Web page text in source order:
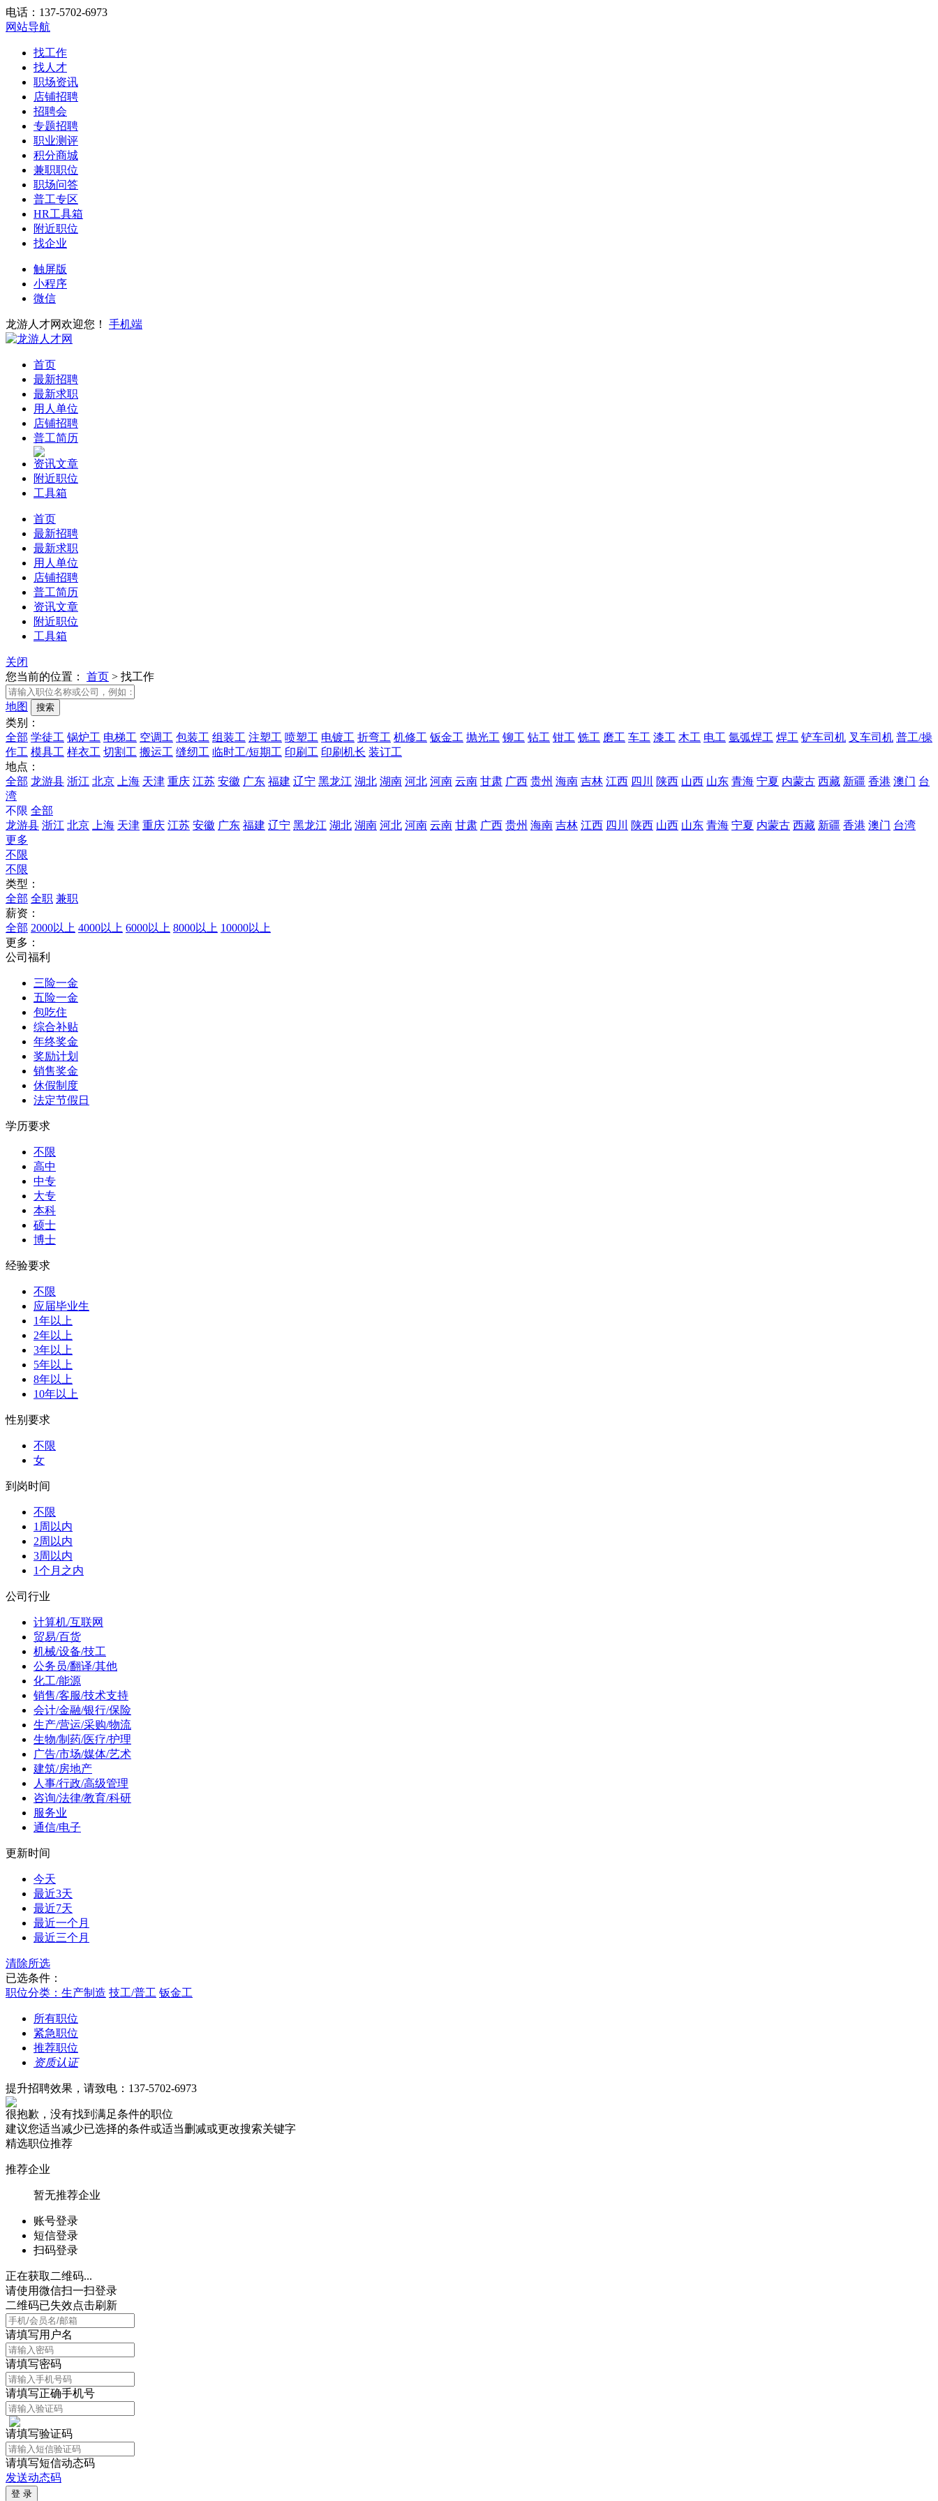
电话：137-5702-6973
网站导航
找工作
找人才
职场资讯
店铺招聘
招聘会
专题招聘
职业测评
积分商城
兼职职位
职场问答
普工专区
HR工具箱
附近职位
找企业
触屏版
小程序
微信
龙游人才网欢迎您！ 手机端
首页
最新招聘
最新求职
用人单位
店铺招聘
普工简历
资讯文章
附近职位
工具箱
首页
最新招聘
最新求职
用人单位
店铺招聘
普工简历
资讯文章
附近职位
工具箱
关闭
您当前的位置： 首页 > 找工作
地图
类别：
全部 学徒工 锅炉工 电梯工 空调工 包装工 组装工 注塑工 喷塑工 电镀工 折弯工 机修工 钣金工 抛光工 铆工 钻工 钳工 铣工 磨工 车工 漆工 木工 电工 氩弧焊工 焊工 铲车司机 叉车司机 普工/操
作工 模具工 样衣工 切割工 搬运工 缝纫工 临时工/短期工 印刷工 印刷机长 装订工
地点：
全部 龙游县 浙江 北京 上海 天津 重庆 江苏 安徽 广东 福建 辽宁 黑龙江 湖北 湖南 河北 河南 云南 甘肃 广西 贵州 海南 吉林 江西 四川 陕西 山西 山东 青海 宁夏 内蒙古 西藏 新疆 香港 澳门 台
湾
不限 全部
龙游县 浙江 北京 上海 天津 重庆 江苏 安徽 广东 福建 辽宁 黑龙江 湖北 湖南 河北 河南 云南 甘肃 广西 贵州 海南 吉林 江西 四川 陕西 山西 山东 青海 宁夏 内蒙古 西藏 新疆 香港 澳门 台湾
更多
不限
不限
类型：
全部 全职 兼职
薪资：
全部 2000以上 4000以上 6000以上 8000以上 10000以上
更多：
公司福利
三险一金
五险一金
包吃住
综合补贴
年终奖金
奖励计划
销售奖金
休假制度
法定节假日
学历要求
不限
高中
中专
大专
本科
硕士
博士
经验要求
不限
应届毕业生
1年以上
2年以上
3年以上
5年以上
8年以上
10年以上
性别要求
不限
女
到岗时间
不限
1周以内
2周以内
3周以内
1个月之内
公司行业
计算机/互联网
贸易/百货
机械/设备/技工
公务员/翻译/其他
化工/能源
销售/客服/技术支持
会计/金融/银行/保险
生产/营运/采购/物流
生物/制药/医疗/护理
广告/市场/媒体/艺术
建筑/房地产
人事/行政/高级管理
咨询/法律/教育/科研
服务业
通信/电子
更新时间
今天
最近3天
最近7天
最近一个月
最近三个月
清除所选
已选条件：
职位分类：生产制造 技工/普工 钣金工
所有职位
紧急职位
推荐职位
资质认证
提升招聘效果，请致电：137-5702-6973
很抱歉，没有找到满足条件的职位
建议您适当减少已选择的条件或适当删减或更改搜索关键字
精选职位推荐
推荐企业
暂无推荐企业
账号登录
短信登录
扫码登录
正在获取二维码...
请使用微信扫一扫登录
二维码已失效点击刷新
请填写用户名
请填写密码
请填写正确手机号
请填写验证码
请填写短信动态码
发送动态码